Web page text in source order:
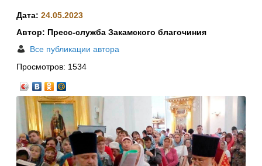
Дата: 24.05.2023
Автор: Пресс-служба Закамского благочиния
Все публикации автора
Просмотров: 1534